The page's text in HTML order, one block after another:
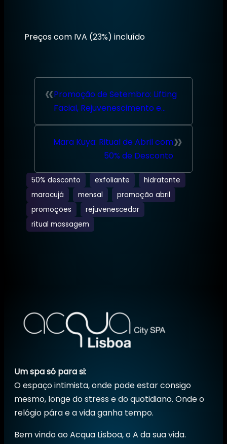
Preços com IVA (23%) incluído
«Promoção de Setembro: Lifting
Facial, Rejuvenescimento e
Tratamento de Estrias
»
Mara Kuya: Ritual de Abril com
50% de Desconto
50% desconto exfoliante
hidratante
maracujá
mensal
promoção abril
promoções
rejuvenescedor
ritual massagem
Um spa só para si:
O espaço intimista, onde pode estar consigo
mesmo, longe do stress e do quotidiano. Onde o
relógio pára e a vida ganha tempo.
Bem vindo ao Acqua Lisboa, o A da sua vida.